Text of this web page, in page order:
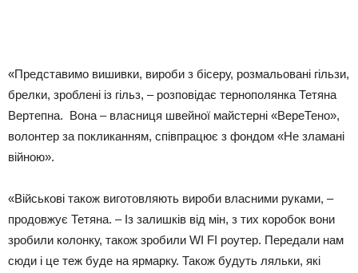
«Представимо вишивки, вироби з бісеру, розмальовані гільзи,
брелки, зроблені із гільз, – розповідає тернополянка Тетяна
Вертепна. Вона – власниця швейної майстерні «ВереТено»,
волонтер за покликанням, співпрацює з фондом «Не зламані
війною».
«Військові також виготовляють вироби власними руками, –
продовжує Тетяна. – Із залишків від мін, з тих коробок вони
зробили колонку, також зробили WI FI роутер. Передали нам
сюди і це теж буде на ярмарку. Також будуть ляльки, які